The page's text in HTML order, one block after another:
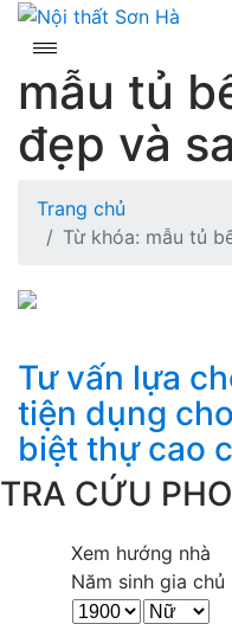
Skip
content
mẫu tủ
đẹp và
Trang chủ
Từ khóa: mẫu tủ
Tư vấn lựa
tiện dụng
biệt thự cao
TRA CỨU
Xem hướng nhà
Năm sinh gia chủ